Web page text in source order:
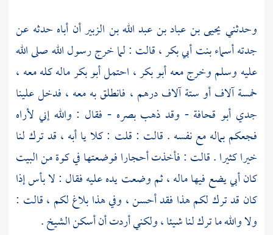
وحدثني يحيى بن عباد بن عبد الله بن الزبيرأن أباه حدثه عن
جدتهأسماء بنت أبي بكر ،قالت : لما خرج رسول الله صلى الله
عليه وسلم وخرج معهأبو بكر ، احتملأبو بكرماله كله معه ،
خمسة آلاف أو ستة آلاف درهم ، فانطلق به معه ، فدخل علينا
جدي أبو قحافة- وقد ذهب بصره - فقال : والله إني لأراه
فجعكم بماله مع نفسه . قالت : قلت : كلا يا أبه ، قد ترك لنا
خيرا كثيرا . قالت : فأخذت أحجارا فوضعتها في كوة من البيت
كان أبي يضع فيها ماله ، ثم وضعت يده عليه فقال : لا بأس إذا
كان قد ترك لكم هذا فقد أحسن ، وفي هذا بلاغ لكم ، قالت :
ولا والله ما ترك لنا شيئا ، ولكني أردت أن أسكن الشيخ .